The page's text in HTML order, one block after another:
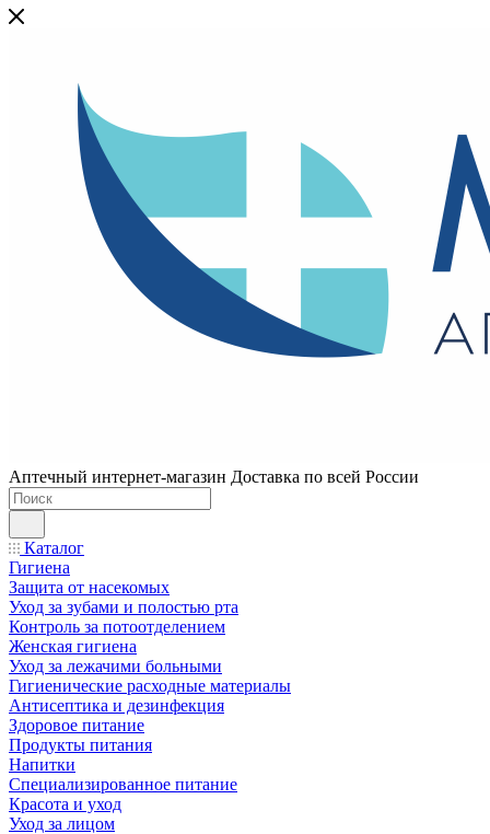
Аптечный интернет-магазин Доставка по всей России
Каталог
Гигиена
Защита от насекомых
Уход за зубами и полостью рта
Контроль за потоотделением
Женская гигиена
Уход за лежачими больными
Гигиенические расходные материалы
Антисептика и дезинфекция
Здоровое питание
Продукты питания
Напитки
Специализированное питание
Красота и уход
Уход за лицом